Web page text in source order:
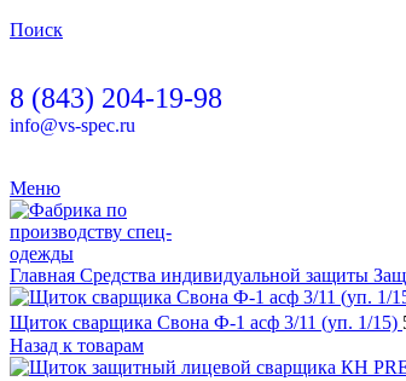
Поиск
8 (843) 204-19-98
info@vs-spec.ru
Меню
Главная Средства индивидуальной защиты
Щиток сварщика Свона Ф-1 асф 3/11 (уп. 1/15)
Назад к товарам